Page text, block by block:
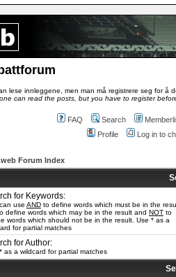
lese innleggene, men man må registrere seg for å
can read the posts, but you have to register
FAQ Search
Profile
Log in to
Forum Index
for Keywords:
use AND to define words which must be in the
define words which may be in the result and NOT to
words which should not be in the result. Use * as a
for partial matches
for Author:
as a wildcard for partial matches